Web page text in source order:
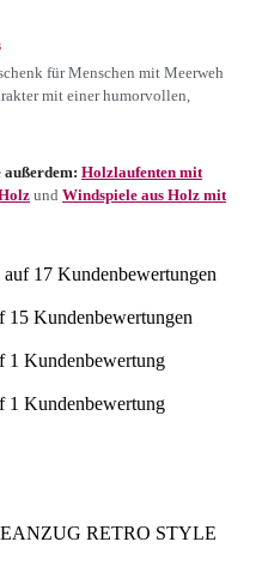
für Menschen mit Meerweh
mit einer humorvollen,
Holzlaufenten mit
und Windspiele aus Holz mit
auf 17 Kundenbewertungen
15 Kundenbewertungen
1 Kundenbewertung
1 Kundenbewertung
RETRO STYLE